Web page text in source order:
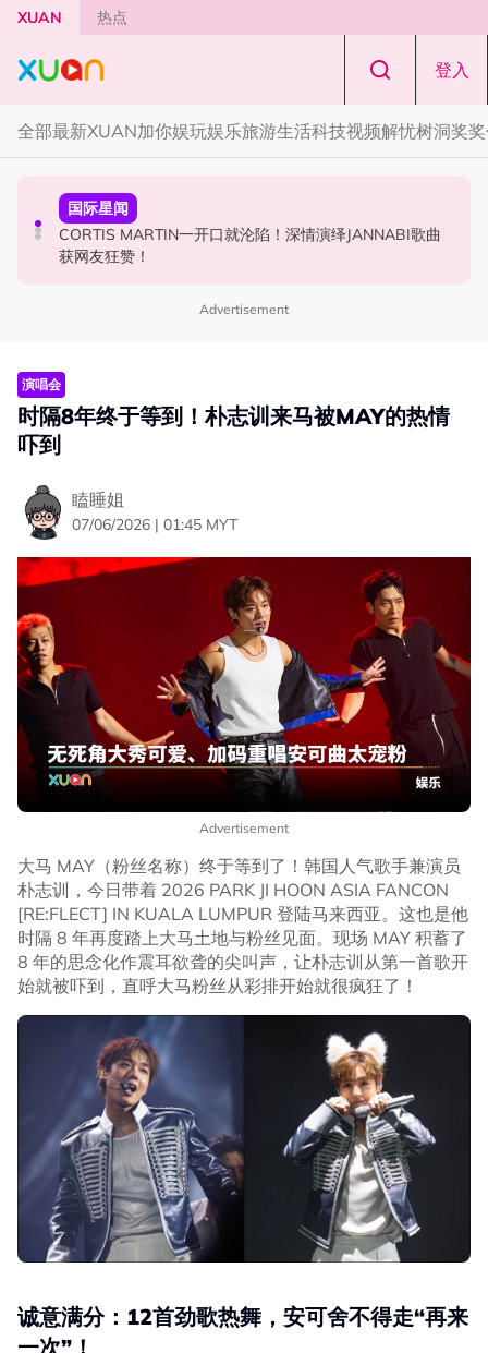
Skip to main content
XUAN 热点
登入
全部最新XUAN加你娱玩娱乐旅游生活科技视频解忧树洞奖
国际星闻
张员瑛频陷耍大牌争议！首度吐心声：真相终究会浮出水
面！
演唱会
F✦FOREVER 首次来马开唱！万人合唱《流星雨》，梦回
《流星花园》
国际星闻
CORTIS MARTIN一开口就沦陷！深情演绎JANNABI歌曲
获网友狂赞！
Advertisement
演唱会
时隔8年终于等到！朴志训来马被MAY的热情
吓到
瞌睡姐
07/06/2026 | 01:45 MYT
Advertisement
大马 MAY（粉丝名称）终于等到了！韩国人气歌手兼演员
朴志训，今日带着 2026 PARK JI HOON ASIA FANCON
[RE:FLECT] IN KUALA LUMPUR 登陆马来西亚。这也是他
时隔 8 年再度踏上大马土地与粉丝见面。现场 MAY 积蓄了
8 年的思念化作震耳欲聋的尖叫声，让朴志训从第一首歌开
始就被吓到，直呼大马粉丝从彩排开始就很疯狂了！
诚意满分：12首劲歌热舞，安可舍不得走“再来
一次”！